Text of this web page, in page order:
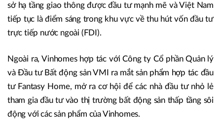
sở hạ tầng giao thông được đầu tư mạnh mẽ và Việt Nam
tiếp tục là điểm sáng trong khu vực về thu hút vốn đầu tư
trực tiếp nước ngoài (FDI).
Ngoài ra, Vinhomes hợp tác với Công ty Cổ phần Quản lý
và Đầu tư Bất động sản VMI ra mắt sản phẩm hợp tác đầu
tư Fantasy Home, mở ra cơ hội để các nhà đầu tư nhỏ lẻ
tham gia đầu tư vào thị trường bất động sản thấp tầng sôi
động với các sản phẩm của Vinhomes.